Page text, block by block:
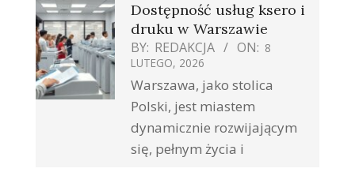
Dostępność usług ksero i
druku w Warszawie
BY: REDAKCJA ON: 8
LUTEGO, 2026
Warszawa, jako stolica
Polski, jest miastem
dynamicznie rozwijającym
się, pełnym życia i